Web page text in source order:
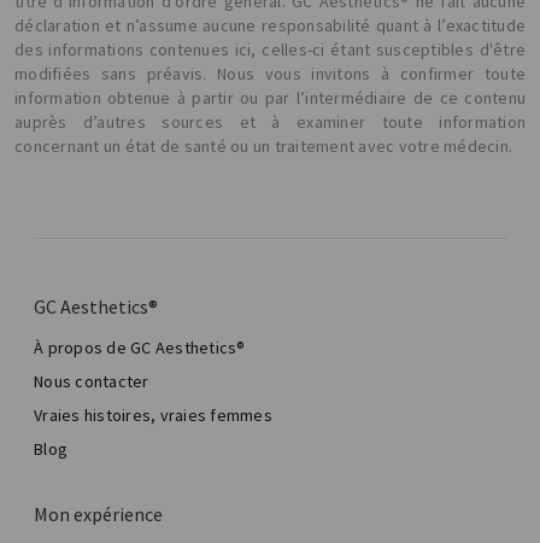
déclaration et n’assume aucune responsabilité quant à l’exactitude
des informations contenues ici, celles-ci étant susceptibles d'être
modifiées sans préavis. Nous vous invitons à confirmer toute
information obtenue à partir ou par l’intermédiaire de ce contenu
auprès d’autres sources et à examiner toute information
concernant un état de santé ou un traitement avec votre médecin.
GC Aesthetics®
À propos de GC Aesthetics®
Nous contacter
Vraies histoires, vraies femmes
Blog
Mon expérience